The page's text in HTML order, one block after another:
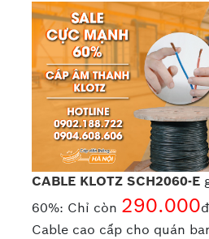
CABLE KLOTZ SCH2060-E
60%: Chỉ còn 290.000
Cable cao cấpcho quán